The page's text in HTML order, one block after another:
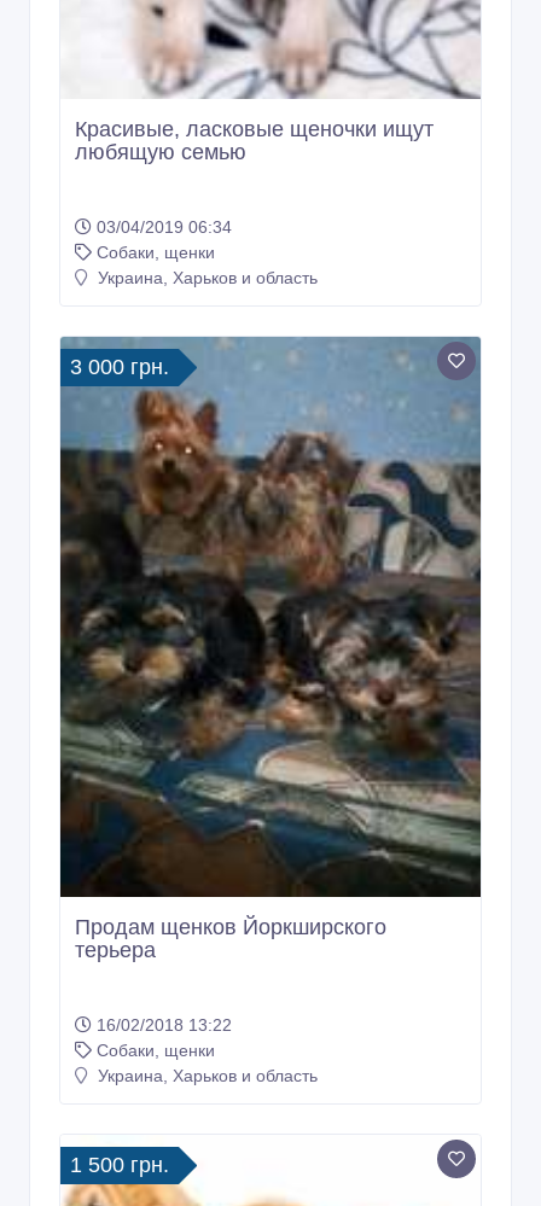
3 000 грн.
Продам щенков Йоркширского
терьера
16/02/2018 13:22
Собаки, щенки
Украина, Харьков и область
1 500 грн.
28/11/2017 00:08